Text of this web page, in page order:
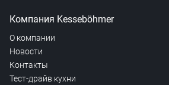
Компания Kesseböhmer
О компании
Новости
Контакты
Тест-драйв кухни